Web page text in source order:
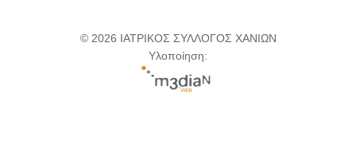
© 2026 ΙΑΤΡΙΚΟΣ ΣΥΛΛΟΓΟΣ ΧΑΝΙΩΝ
Υλοποίηση: